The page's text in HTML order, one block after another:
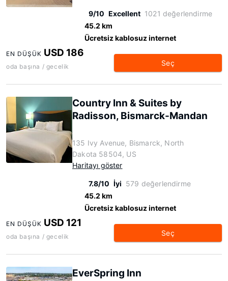
9/10 Excellent 1021 değerlendirme
45.2 km
Ücretsiz kablosuz internet
EN DÜŞÜK USD 186
oda başına / gecelik Seç
Country Inn & Suites by
Radisson, Bismarck-Mandan
135 Ivy Avenue, Bismarck, North
Dakota 58504, US
Haritayı göster
7.8/10 İyi 579 değerlendirme
45.2 km
Ücretsiz kablosuz internet
EN DÜŞÜK USD 121
oda başına / gecelik Seç
EverSpring Inn